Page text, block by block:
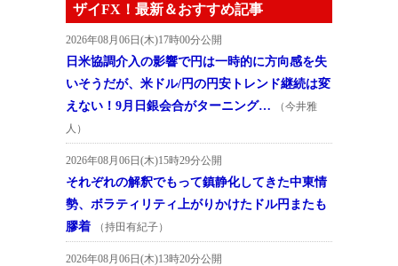
ザイFX！最新＆おすすめ記事
2026年08月06日(木)17時00分公開
日米協調介入の影響で円は一時的に方向感を失
いそうだが、米ドル/円の円安トレンド継続は変
えない！9月日銀会合がターニング…
（今井雅
人）
2026年08月06日(木)15時29分公開
それぞれの解釈でもって鎮静化してきた中東情
勢、ボラティリティ上がりかけたドル円またも
膠着
（持田有紀子）
2026年08月06日(木)13時20分公開